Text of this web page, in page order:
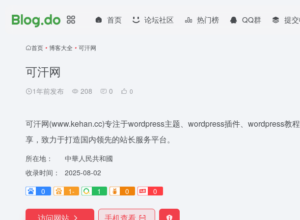
首页 论坛社区 热门榜 QQ群 提
首页 • 博客大全 • 可汗网
可汗网
1年前发布 208 0 0
可汗网(www.kehan.cc)专注于wordpress主题、wordpress插件、wordpress教
享，致力于打造国内领先的站长服务平台。
所在地：
中華人民共和國
收录时间：
2025-08-02
0
1- 1 0 0